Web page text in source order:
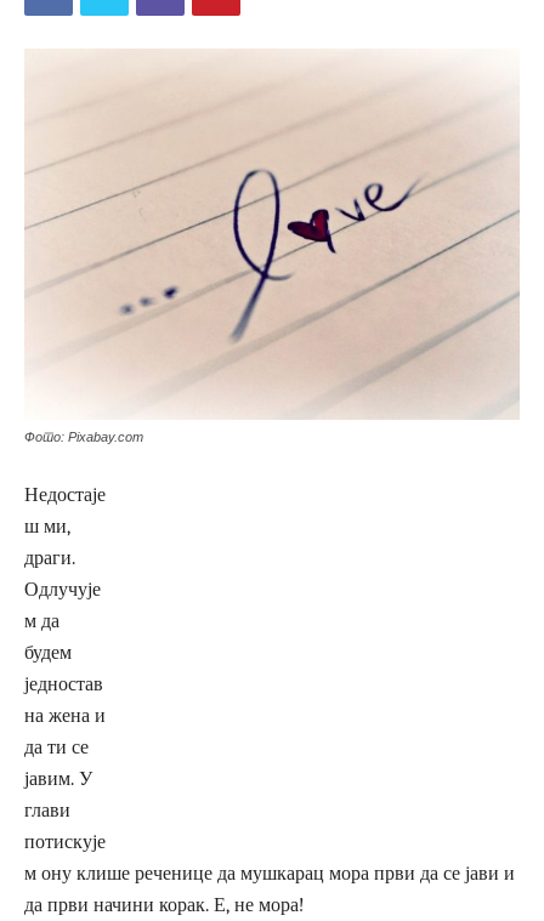
Фото: Pixabay.com
Недостаје
ш ми,
драги.
Одлучује
м да
будем
једностав
на жена и
да ти се
јавим. У
глави
потискује
м ону клише реченице да мушкарац мора први да се јави и
да први начини корак. Е, не мора!